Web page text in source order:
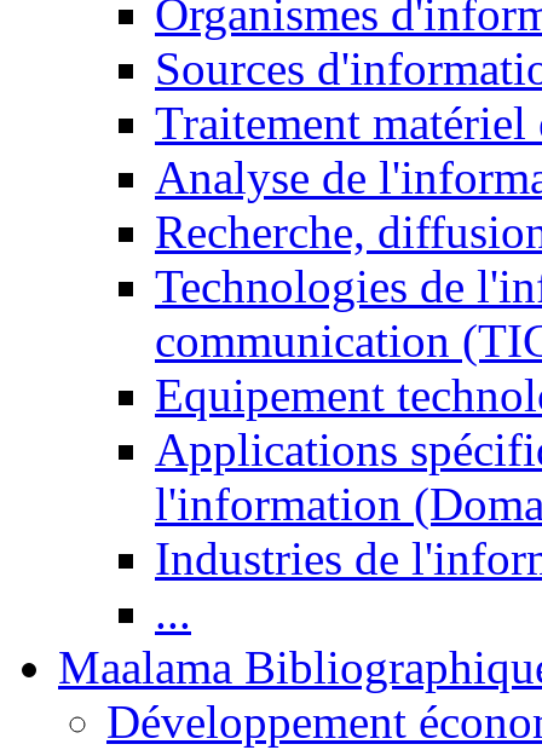
Organismes
Sources
Traitement matériel
Analyse de
Recherche,
Technologies de
communication
Equipement
Applications
l'information
Industries de
...
Maalama
Développement